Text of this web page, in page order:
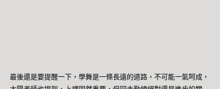
最後還是要提醒一下，學舞是一條長遠的道路，不可能一氣呵成，